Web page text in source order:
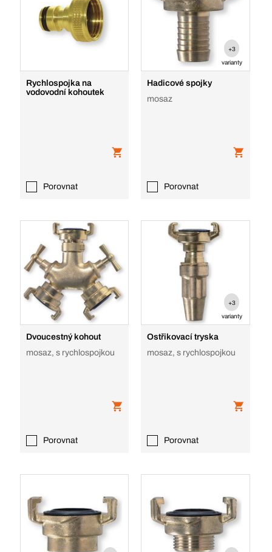
Rychlospojka na
vodovodní kohoutek
Porovnat
+3
varianty
Hadicové spojky
mosaz
Porovnat
Dvoucestný kohout
mosaz, s rychlospojkou
Porovnat
+3
varianty
Ostřikovací tryska
mosaz, s rychlospojkou
Porovnat